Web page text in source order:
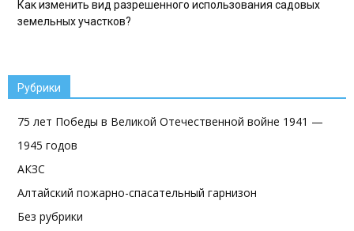
Как изменить вид разрешенного использования садовых
земельных участков?
Рубрики
75 лет Победы в Великой Отечественной войне 1941 —
1945 годов
АКЗС
Алтайский пожарно-спасательный гарнизон
Без рубрики